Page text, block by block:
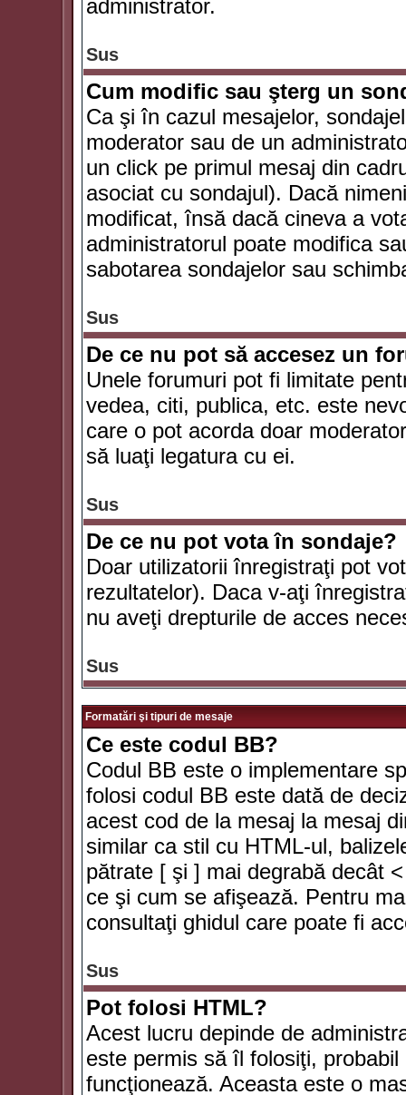
administrator.
Sus
Cum modific sau şterg un
Ca şi în cazul mesajelor,
moderator sau de un
un click pe primul mesaj din
asociat cu sondajul). Dacă
modificat, însă dacă cineva a
administratorul poate modifica
sabotarea sondajelor sau
Sus
De ce nu pot să accesez un
Unele forumuri pot fi limitate
vedea, citi, publica, etc. este
care o pot acorda doar
să luaţi legatura cu ei.
Sus
De ce nu pot vota în sondaje?
Doar utilizatorii înregistraţi pot
rezultatelor). Daca v-aţi
nu aveţi drepturile de acces
Sus
Formatări şi tipuri de mesaje
Ce este codul BB?
Codul BB este o implementare
folosi codul BB este dată de
acest cod de la mesaj la mesaj
similar ca stil cu HTML-ul,
pătrate [ şi ] mai degrabă decât
ce şi cum se afişează. Pentru
consultaţi ghidul care poate fi
Sus
Pot folosi HTML?
Acest lucru depinde de
este permis să îl folosiţi,
funcţionează. Aceasta este o